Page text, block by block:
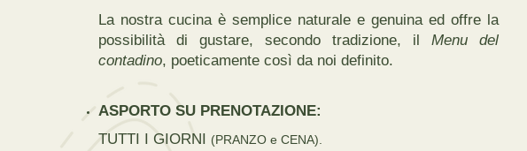
La nostra cucina è semplice naturale e genuina ed offre la
possibilità di gustare, secondo tradizione, il Menu del
contadino, poeticamente così da noi definito.
ASPORTO SU PRENOTAZIONE:
TUTTI I GIORNI (PRANZO e CENA).